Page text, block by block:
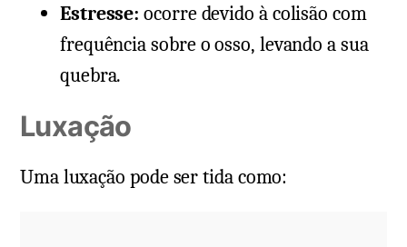
Estresse:ocorre devido à colisão com
frequência sobre o osso, levando a sua
quebra.
Luxação
Uma luxação pode ser tida como: